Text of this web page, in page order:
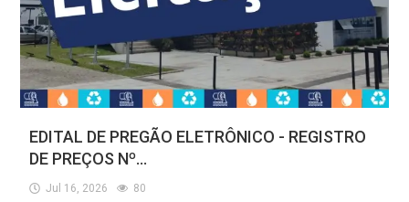
EDITAL DE PREGÃO ELETRÔNICO - REGISTRO
DE PREÇOS Nº...
Jul 16, 2026 80